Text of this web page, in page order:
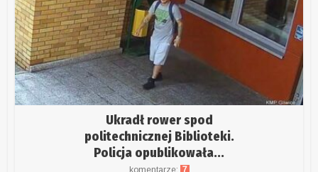
Ukradł rower spod
politechnicznej Biblioteki.
Policja opublikowała...
komentarze: 7